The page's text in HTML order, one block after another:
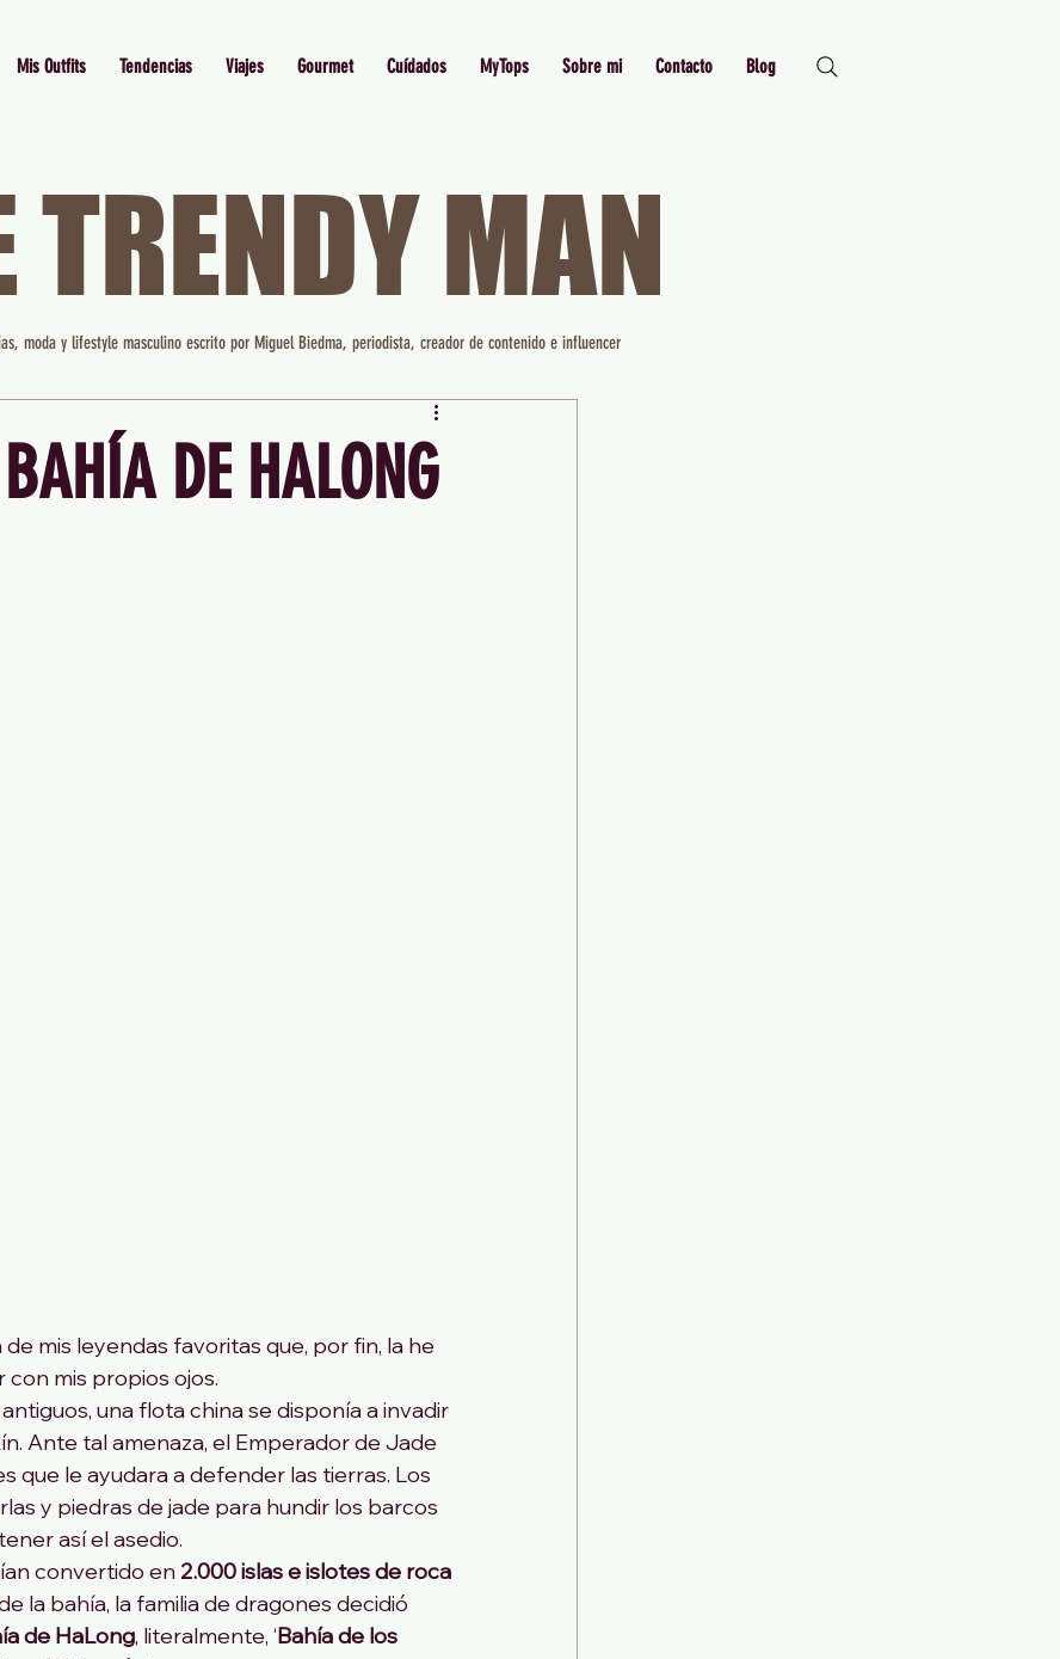
Mis Outfits Tendencias Viajes Gourmet Cuídados MyTops Sobre mi Contacto Blog
DE HALONG
mis leyendas favoritas que, por fin, la he
mis propios ojos.
una flota china se disponía a invadir
Ante tal amenaza, el Emperador de Jade
que le ayudara a defender las tierras. Los
y piedras de jade para hundir los barcos
así el asedio.
convertido en 2.000 islas e islotes de roca
la bahía, la familia de dragones decidió
de HaLong, literalmente, ‘Bahía de los
moda y lifestyle masculino escrito por Miguel Biedma, periodista, creador de contenido e influencer
TRENDY MAN